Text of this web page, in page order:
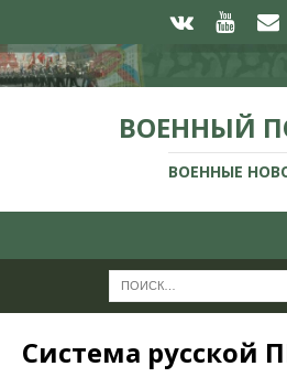
ВОЕННЫЙ
ВОЕННЫЕ
Система русской